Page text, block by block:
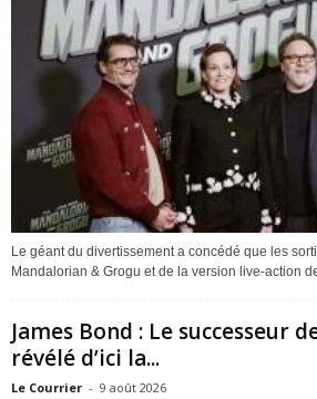
Le géant du divertissement a concédé que les
Mandalorian & Grogu et de la version live-action
James Bond : Le successeur
révélé d’ici la...
Le Courrier - 9 août 2026